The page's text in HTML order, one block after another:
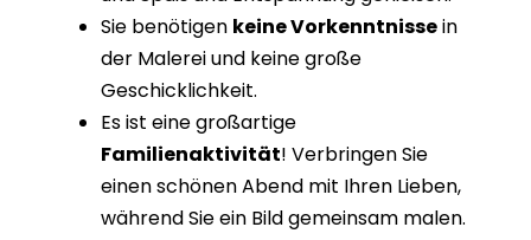
Sie benötigen keine Vorkenntnissein
der Malerei und keine große
Geschicklichkeit.
Es ist eine großartige
Familienaktivität! Verbringen Sie
einen schönen Abend mit Ihren Lieben,
während Sie ein Bild gemeinsam malen.